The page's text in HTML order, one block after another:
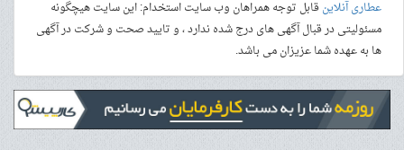
عطاری آنلاینقابل توجه همراهان وب سایت استخدام: این سایت هیچگونه
مسئولیتی در قبال آگهی های درج شده ندارد ، و تایید صحت و شرکت در آگهی
ها به عهده شما عزیزان می باشد.